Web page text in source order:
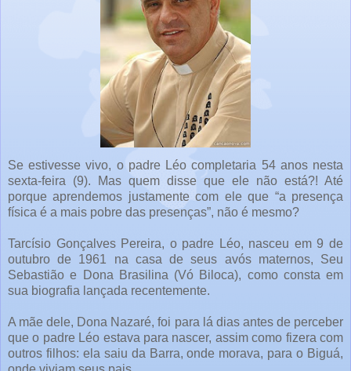
Se estivesse vivo, o padre Léo completaria 54 anos nesta
sexta-feira (9). Mas quem disse que ele não está?! Até
porque aprendemos justamente com ele que “a presença
física é a mais pobre das presenças”, não é mesmo?
Tarcísio Gonçalves Pereira, o padre Léo, nasceu em 9 de
outubro de 1961 na casa de seus avós maternos, Seu
Sebastião e Dona Brasilina (Vó Biloca), como consta em
sua biografia lançada recentemente.
A mãe dele, Dona Nazaré, foi para lá dias antes de perceber
que o padre Léo estava para nascer, assim como fizera com
outros filhos: ela saiu da Barra, onde morava, para o Biguá,